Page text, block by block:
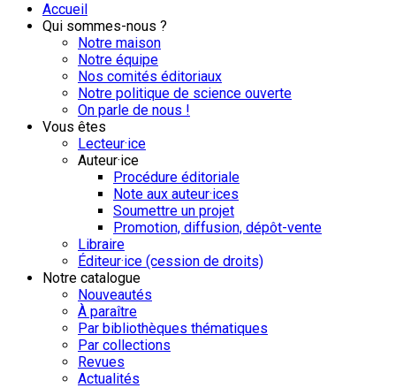
Accueil
Qui sommes-nous ?
Notre maison
Notre équipe
Nos comités éditoriaux
Notre politique de science ouverte
On parle de nous !
Vous êtes
Lecteur·ice
Auteur·ice
Procédure éditoriale
Note aux auteur·ices
Soumettre un projet
Promotion, diffusion, dépôt-vente
Libraire
Éditeur·ice (cession de droits)
Notre catalogue
Nouveautés
À paraître
Par bibliothèques thématiques
Par collections
Revues
Actualités